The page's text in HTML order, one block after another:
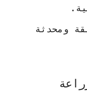
ومحدثة